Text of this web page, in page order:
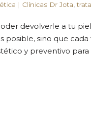
| Clínicas Dr Jota ,
devolverle a tu
posible, sino que
y preventivo